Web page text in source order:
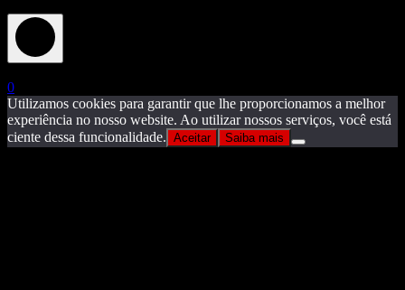
0
Utilizamos cookies para garantir que lhe proporcionamos a melhor
experiência no nosso website. Ao utilizar nossos serviços, você está
ciente dessa funcionalidade. Aceitar Saiba mais